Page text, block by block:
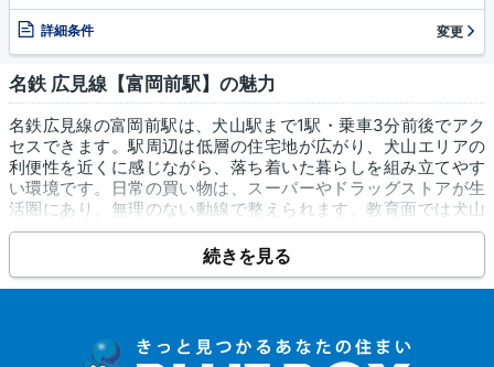
詳細条件 変更
名鉄 広見線【富岡前駅】の魅力
名鉄広見線の富岡前駅は、犬山駅まで1駅・乗車3分前後でアク
セスできます。駅周辺は低層の住宅地が広がり、犬山エリアの
利便性を近くに感じながら、落ち着いた暮らしを組み立てやす
い環境です。日常の買い物は、スーパーやドラッグストアが生
活圏にあり、無理のない動線で整えられます。教育面では犬山
市立城東小学校や犬山市立城東中学校があり、通学先の検討も
しやすいエリアです。保育施設として城東子ども未来園も利用
しやすく、子育ての選択肢を持ちやすい点も魅力です。医療面
ではくわばらクリニックや榊原こどもクリニックなどの身近な
ます。犬山駅周辺の商業・交通利便性も取り込みながら、住ま
いは静けさを優先したい方に向く街並みです。
続きを見る